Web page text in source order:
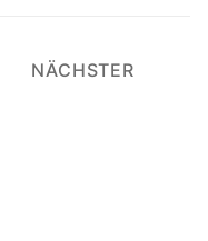
NÄCHSTER